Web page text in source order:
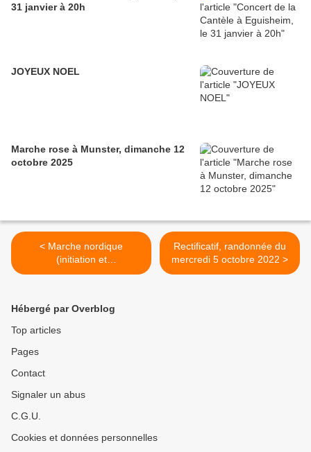
31 janvier à 20h
JOYEUX NOEL
Marche rose à Munster, dimanche 12
octobre 2025
< Marche nordique
(initiation et
perfectionnement), lundi 3
Rectificatif, randonnée du
mercredi 5 octobre 2022 >
Hébergé par Overblog
Top articles
Pages
Contact
Signaler un abus
C.G.U.
Cookies et données personnelles